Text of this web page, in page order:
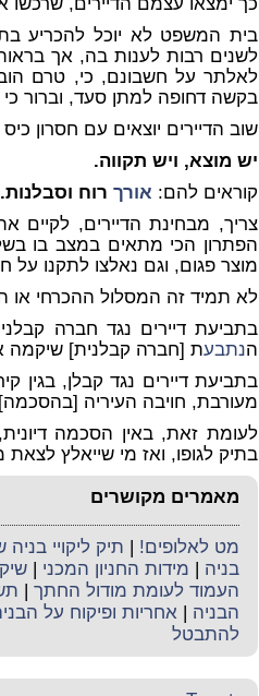
בית המשפט לא יוכל להכריע
לשנים רבות לענות בה, אך
לאלתר על חשבונם, כי, טרם
בקשה דחופה למתן סעד, וברור
שוב הדיירים יוצאים עם חסרון
יש מוצא, ויש תקווה.
קוראים להם: אורך רוח וסבלנות.
צריך, מבחינת הדיירים, לקיים
הפתרון הכי מתאים במצב בו
מוצר פגום, וגם נאלצו לתקנו על
לא תמיד זה המסלול ההכרחי או
בתביעת דיירים נגד חברה
הנתבעת [חברה קבלנית] שיקמה
בתביעת דיירים נגד קבלן, בגין
מעורבת, חויבה העיריה
לעומת זאת, באין הסכמה
בתיק לגופו, ואז מי שייאלץ לצאת
מאמרים מקושרים
מט לאלופים! | תיק ליקויי
בניה | מידות החניון המכני |
העמוד לעומת מודול החתך |
הבניה | אחריות ופיקוח על
להתבטל